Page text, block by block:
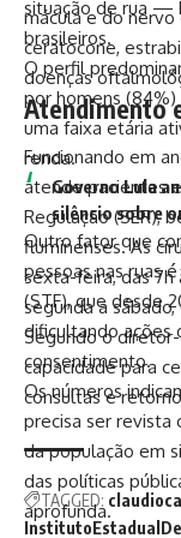
mácula e do
ceratocone,
doenças
Atendimento
Funcionando em
atende pacientes
Regulação (SER),
fluminenses. As
sexta-feira, das 7h
segunda a sábado,
Segundo o
capacidade para
consultas e
TAGGED:
situação de rua —
brasileiros.
O perfil
por homens
uma faixa etária
renda.
Governo Lula
silêncio sobre
Outro fator que
pessoas nas ruas
(STF), que desde
dificultando ações
consentimento.
Os números
precisa ser revista
da população em
das políticas
aprofunda.